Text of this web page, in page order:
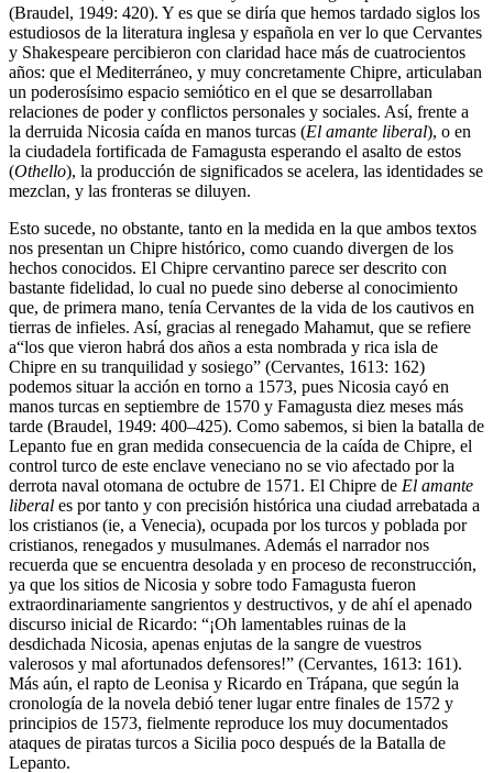
(Braudel, 1949: 420). Y es que se diría que hemos tardado siglos los
estudiosos de la literatura inglesa y española en ver lo que Cervantes
y Shakespeare percibieron con claridad hace más de cuatrocientos
años: que el Mediterráneo, y muy concretamente Chipre, articulaban
un poderosísimo espacio semiótico en el que se desarrollaban
relaciones de poder y conflictos personales y sociales. Así, frente a
la derruida Nicosia caída en manos turcas (El amante liberal), o en
la ciudadela fortificada de Famagusta esperando el asalto de estos
(Othello), la producción de significados se acelera, las identidades se
mezclan, y las fronteras se diluyen.
Esto sucede, no obstante, tanto en la medida en la que ambos textos
nos presentan un Chipre histórico, como cuando divergen de los
hechos conocidos. El Chipre cervantino parece ser descrito con
bastante fidelidad, lo cual no puede sino deberse al conocimiento
que, de primera mano, tenía Cervantes de la vida de los cautivos en
tierras de infieles. Así, gracias al renegado Mahamut, que se refiere
a“los que vieron habrá dos años a esta nombrada y rica isla de
Chipre en su tranquilidad y sosiego” (Cervantes, 1613: 162)
podemos situar la acción en torno a 1573, pues Nicosia cayó en
manos turcas en septiembre de 1570 y Famagusta diez meses más
tarde (Braudel, 1949: 400–425). Como sabemos, si bien la batalla de
Lepanto fue en gran medida consecuencia de la caída de Chipre, el
control turco de este enclave veneciano no se vio afectado por la
derrota naval otomana de octubre de 1571. El Chipre de El amante
liberal es por tanto y con precisión histórica una ciudad arrebatada a
los cristianos (ie, a Venecia), ocupada por los turcos y poblada por
cristianos, renegados y musulmanes. Además el narrador nos
recuerda que se encuentra desolada y en proceso de reconstrucción,
ya que los sitios de Nicosia y sobre todo Famagusta fueron
extraordinariamente sangrientos y destructivos, y de ahí el apenado
discurso inicial de Ricardo: “¡Oh lamentables ruinas de la
desdichada Nicosia, apenas enjutas de la sangre de vuestros
valerosos y mal afortunados defensores!” (Cervantes, 1613: 161).
Más aún, el rapto de Leonisa y Ricardo en Trápana, que según la
cronología de la novela debió tener lugar entre finales de 1572 y
principios de 1573, fielmente reproduce los muy documentados
ataques de piratas turcos a Sicilia poco después de la Batalla de
Lepanto.